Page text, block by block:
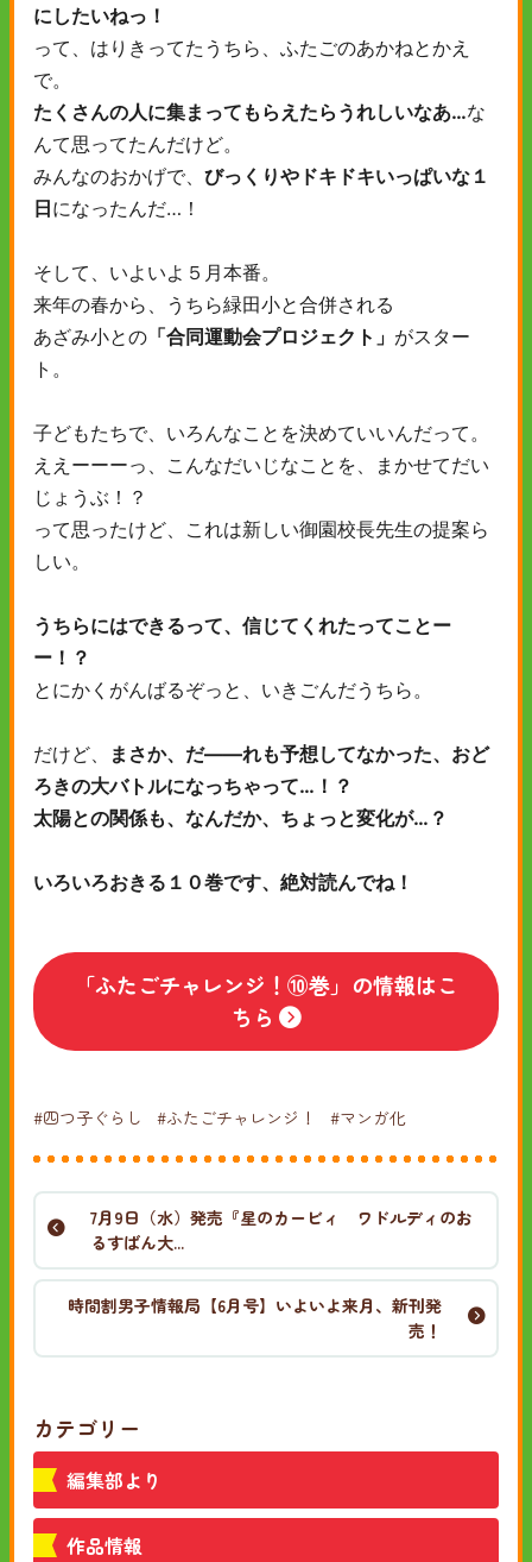
にしたいねっ！
って、はりきってたうちら、ふたごのあかねとかえ
で。
たくさんの人に集まってもらえたらうれしいなあ…な
んて思ってたんだけど。
みんなのおかげで、 びっくりやドキドキいっぱいな１
日になったんだ…！
そして、いよいよ５月本番。
来年の春から、うちら緑田小と合併される
あざみ小との 「合同運動会プロジェクト」 がスター
ト。
子どもたちで、いろんなことを決めていいんだって。
ええーーーっ、こんなだいじなことを、まかせてだい
じょうぶ！？
って思ったけど、これは新しい御園校長先生の提案ら
しい。
うちらにはできるって、信じてくれたってことー
ー！？
とにかくがんばるぞっと、いきごんだうちら。
だけど、
まさか、だ――れも予想してなかった、おど
ろきの大バトルになっちゃって…！？
太陽との関係も、なんだか、ちょっと変化が…？
いろいろおきる１０巻です、絶対読んでね！
「ふたごチャレンジ！⑩巻」の情報はこ
ちら
#四つ子ぐらし #ふたごチャレンジ！ #マンガ化
7月9日（水）発売『星のカービィ ワドルディのお
るすばん大...
時間割男子情報局【6月号】いよいよ来月、新刊発
売！
カテゴリー
編集部より
作品情報